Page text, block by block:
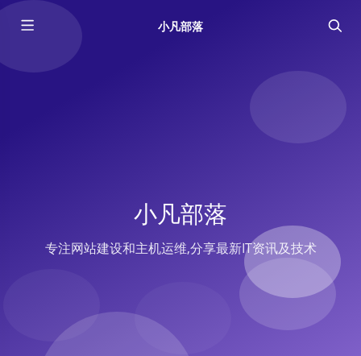
小凡部落
小凡部落
专注网站建设和主机运维,分享最新IT资讯及技术